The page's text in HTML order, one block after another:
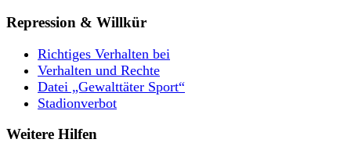
Repression & Willkür
Richtiges Verhalten bei
Verhalten und Rechte
Datei „Gewalttäter Sport“
Stadionverbot
Weitere Hilfen